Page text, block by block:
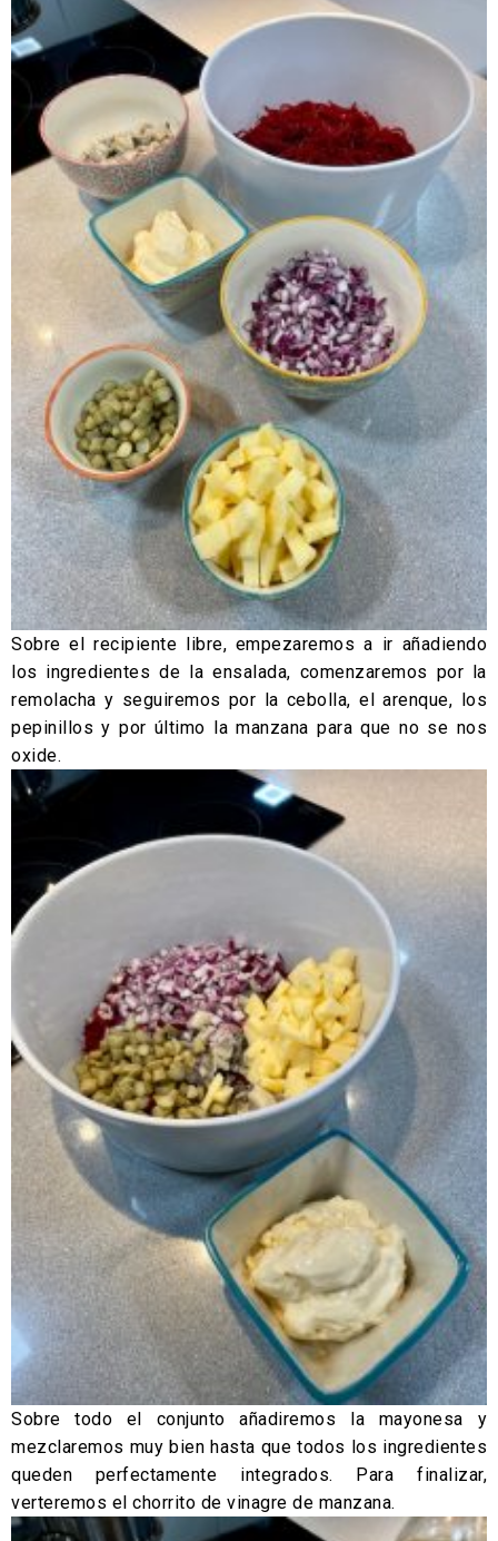
Sobre el recipiente libre, empezaremos a ir añadiendo
los ingredientes de la ensalada, comenzaremos por la
remolacha y seguiremos por la cebolla, el arenque, los
pepinillos y por último la manzana para que no se nos
oxide.
Sobre todo el conjunto añadiremos la mayonesa y
mezclaremos muy bien hasta que todos los ingredientes
queden perfectamente integrados. Para finalizar,
verteremos el chorrito de vinagre de manzana.